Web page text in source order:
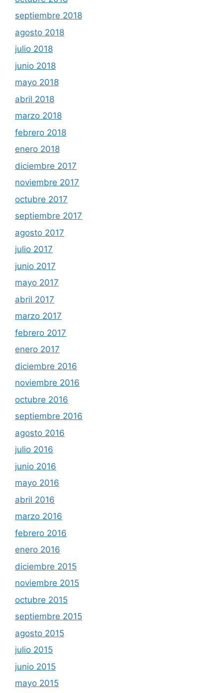
septiembre 2018
agosto 2018
julio 2018
junio 2018
mayo 2018
abril 2018
marzo 2018
febrero 2018
enero 2018
diciembre 2017
noviembre 2017
octubre 2017
septiembre 2017
agosto 2017
julio 2017
junio 2017
mayo 2017
abril 2017
marzo 2017
febrero 2017
enero 2017
diciembre 2016
noviembre 2016
octubre 2016
septiembre 2016
agosto 2016
julio 2016
junio 2016
mayo 2016
abril 2016
marzo 2016
febrero 2016
enero 2016
diciembre 2015
noviembre 2015
octubre 2015
septiembre 2015
agosto 2015
julio 2015
junio 2015
mayo 2015